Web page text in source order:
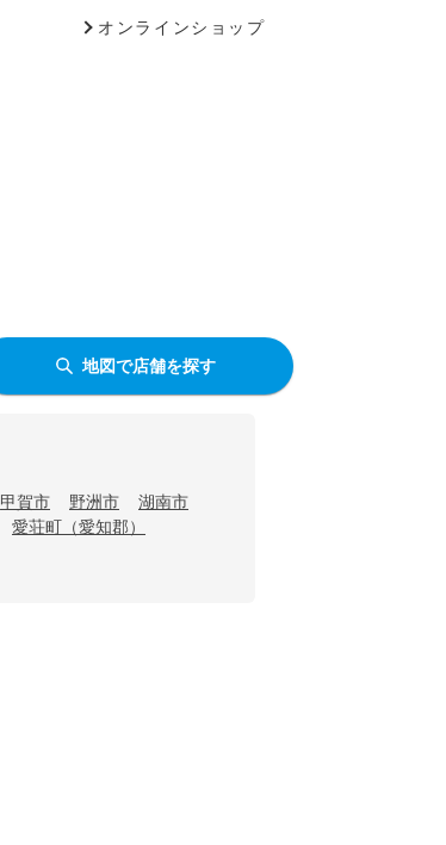
オンラインショップ
地図で店舗を探す
甲賀市 野洲市
湖南市
愛荘町（愛知郡）